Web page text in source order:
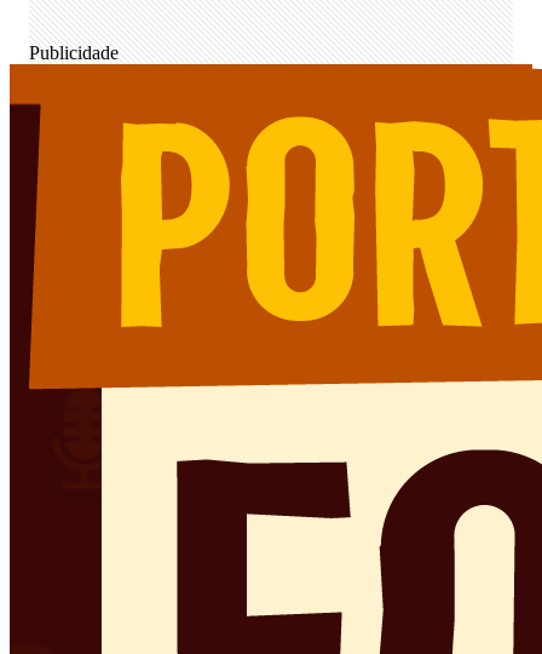
Publicidade